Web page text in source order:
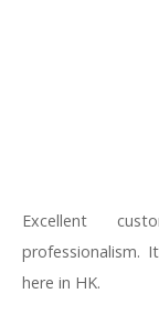
Excellent
professionalism.
here in HK.